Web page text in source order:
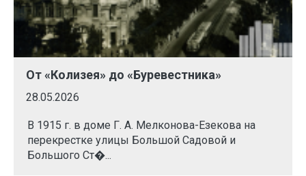
От «Колизея» до «Буревестника»
28.05.2026
В 1915 г. в доме Г. А. Мелконова-Езекова на
перекрестке улицы Большой Садовой и
Большого Ст�...